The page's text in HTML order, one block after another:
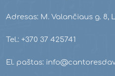
Adresas: M. Valančiaus g. 8,
Tel.: +370 37 425741
El. paštas: